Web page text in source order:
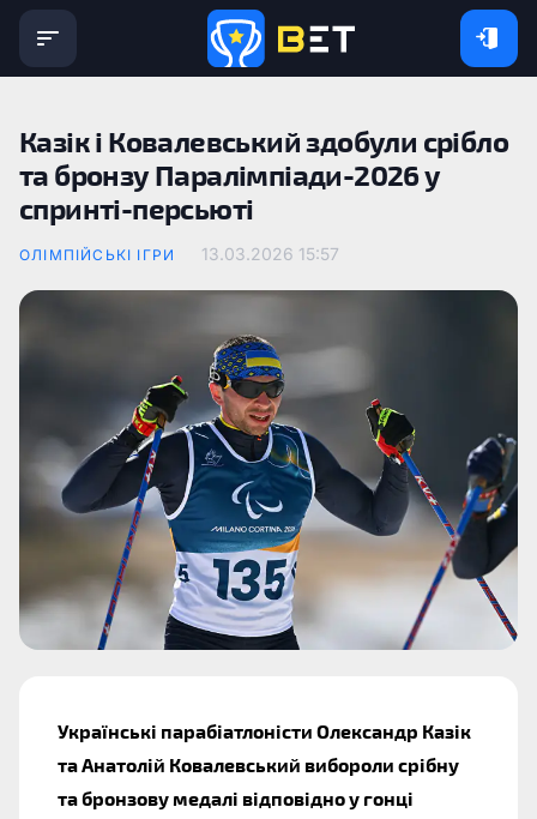
Казік і Ковалевський здобули срібло
та бронзу Паралімпіади-2026 у
спринті-персьюті
ОЛІМПІЙСЬКІ ІГРИ 13.03.2026 15:57
Українські парабіатлоністи Олександр Казік
та Анатолій Ковалевський вибороли срібну
та бронзову медалі відповідно у гонці